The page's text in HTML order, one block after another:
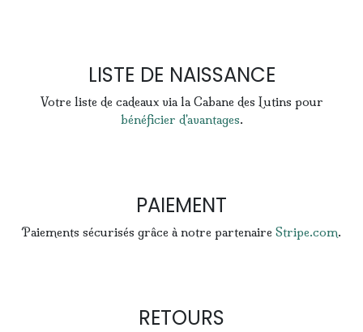
LISTE DE NAISSANCE
Votre liste de cadeaux via la Cabane des Lutins pour
bénéficier d'avantages.
PAIEMENT
Paiements sécurisés grâce à notre partenaire Stripe.com.
RETOURS